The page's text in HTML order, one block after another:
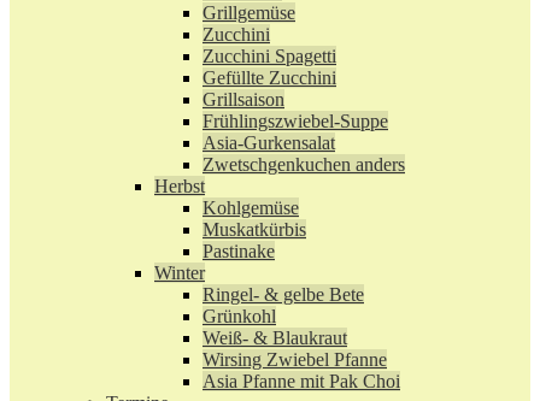
Grillgemüse
Zucchini
Zucchini Spagetti
Gefüllte Zucchini
Grillsaison
Frühlingszwiebel-Suppe
Asia-Gurkensalat
Zwetschgenkuchen anders
Herbst
Kohlgemüse
Muskatkürbis
Pastinake
Winter
Ringel- & gelbe Bete
Grünkohl
Weiß- & Blaukraut
Wirsing Zwiebel Pfanne
Asia Pfanne mit Pak Choi